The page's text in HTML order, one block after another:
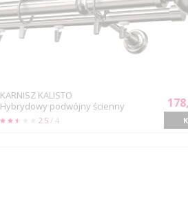
KARNISZ KALISTO
Hybrydowy podwójny ścienny
2.5 / 4